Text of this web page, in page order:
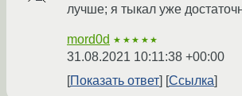
лучше; я тыкал уже
mord0d ★★★★★
31.08.2021 10:11:38 +00:00
Показать ответ
Ссылка